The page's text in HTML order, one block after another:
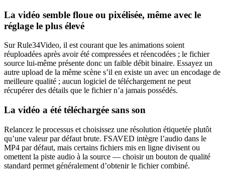
La vidéo semble floue ou pixélisée, même avec le
réglage le plus élevé
Sur Rule34Video, il est courant que les animations soient
réuploadées après avoir été compressées et réencodées ; le fichier
source lui-même présente donc un faible débit binaire. Essayez un
autre upload de la même scène s’il en existe un avec un encodage de
meilleure qualité ; aucun logiciel de téléchargement ne peut
récupérer des détails que le fichier n’a jamais possédés.
La vidéo a été téléchargée sans son
Relancez le processus et choisissez une résolution étiquetée plutôt
qu’une valeur par défaut brute. FSAVED intègre l’audio dans le
MP4 par défaut, mais certains fichiers mis en ligne divisent ou
omettent la piste audio à la source — choisir un bouton de qualité
standard permet généralement d’obtenir le fichier combiné.